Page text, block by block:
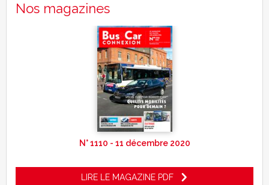
Nos magazines
N° 1110 - 11 décembre 2020
LIRE LE MAGAZINE PDF